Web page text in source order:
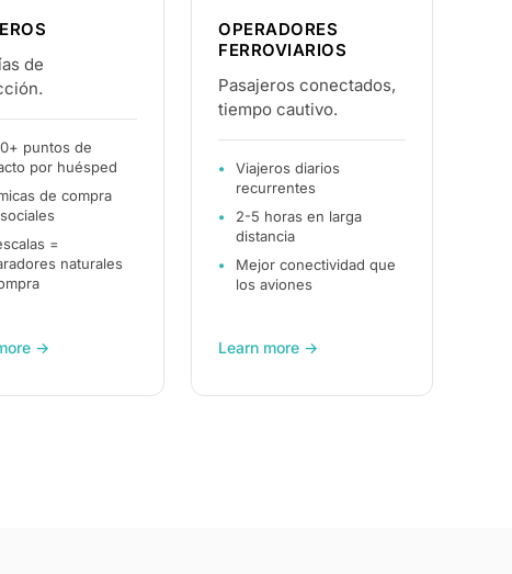
de
puntos de
por huésped
de compra
=
naturales
→
OPERADORES
FERROVIARIOS
Pasajeros conectados,
tiempo cautivo.
Viajeros diarios
recurrentes
2-5 horas en larga
distancia
Mejor conectividad que
los aviones
Learn more →